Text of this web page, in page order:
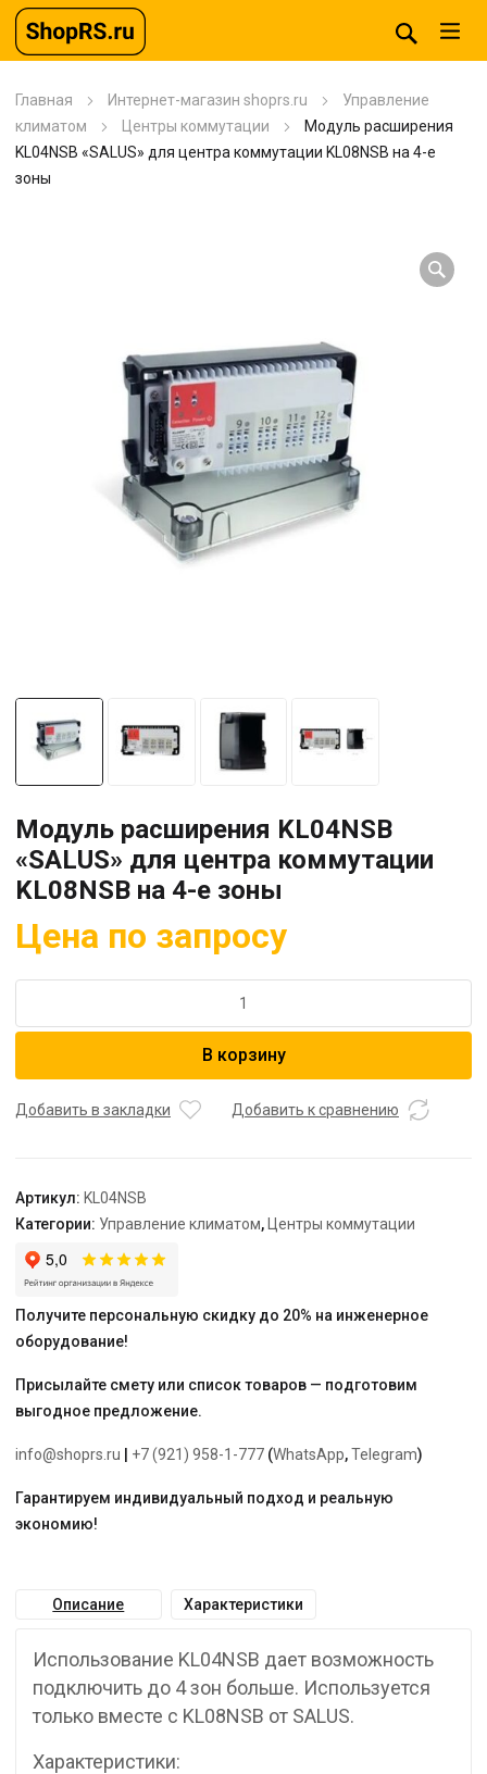
Главная Интернет-магазин shoprs.ru
Управление
климатом
Центры коммутации
Модуль расширения
KL04NSB «SALUS» для центра коммутации KL08NSB на 4-е
зоны
Модуль расширения KL04NSB
«SALUS» для центра коммутации
KL08NSB на 4-е зоны
Цена по запросу
Модуль
"SALUS"
KL08NSB
на
4-
В корзину
Добавить в закладки Добавить к сравнению
Артикул: KL04NSB
Категории: Управление климатом, Центры коммутации
Получите персональную скидку до 20% на инженерное
оборудование!
Присылайте смету или список товаров — подготовим
выгодное предложение.
info@shoprs.ru +7 (921) 958-1-777 (WhatsApp,Telegram)
Гарантируем индивидуальный подход и реальную
экономию!
Описание Характеристики
Использование KL04NSB дает возможность
подключить до 4 зон больше. Используется
только вместе с KL08NSB от SALUS.
Характеристики: